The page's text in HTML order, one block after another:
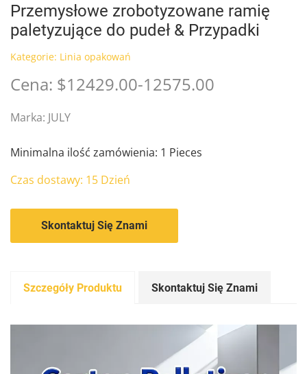
Przemysłowe zrobotyzowane ramię
paletyzujące do pudeł & Przypadki
Kategorie: Linia opakowań
Cena: $12429.00-12575.00
Marka: JULY
Minimalna ilość zamówienia: 1 Pieces
Czas dostawy: 15 Dzień
Skontaktuj Się Znami
Szczegóły Produktu Skontaktuj Się Znami